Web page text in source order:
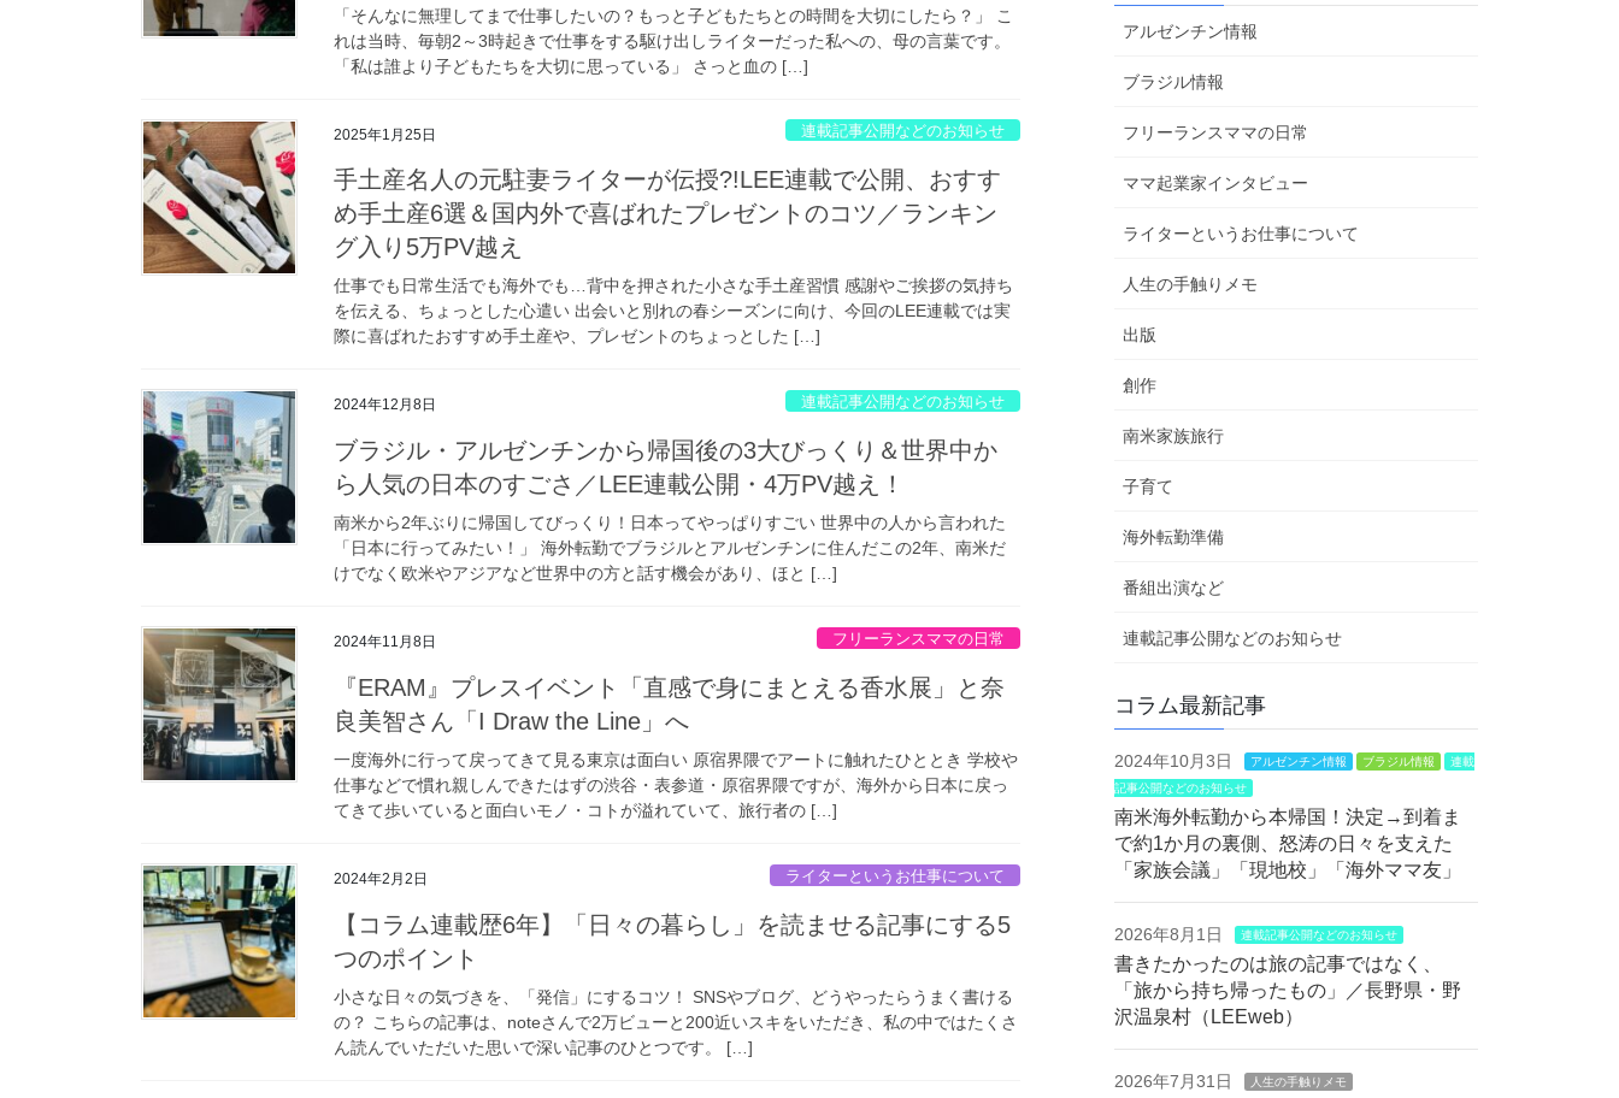
「そんなに無理してまで仕事したいの？もっと子どもたちとの時間を大切にしたら？」 こ
れは当時、毎朝2～3時起きで仕事をする駆け出しライターだった私への、母の言葉です。
「私は誰より子どもたちを大切に思っている」 さっと血の […]
2025年1月25日 連載記事公開などのお知らせ
手土産名人の元駐妻ライターが伝授?!LEE連載で公開、おすす
め手土産6選＆国内外で喜ばれたプレゼントのコツ／ランキン
グ入り5万PV越え
仕事でも日常生活でも海外でも…背中を押された小さな手土産習慣 感謝やご挨拶の気持ち
を伝える、ちょっとした心遣い 出会いと別れの春シーズンに向け、今回のLEE連載では実
際に喜ばれたおすすめ手土産や、プレゼントのちょっとした […]
2024年12月8日 連載記事公開などのお知らせ
ブラジル・アルゼンチンから帰国後の3大びっくり＆世界中か
ら人気の日本のすごさ／LEE連載公開・4万PV越え！
南米から2年ぶりに帰国してびっくり！日本ってやっぱりすごい 世界中の人から言われた
「日本に行ってみたい！」 海外転勤でブラジルとアルゼンチンに住んだこの2年、南米だ
けでなく欧米やアジアなど世界中の方と話す機会があり、ほと […]
2024年11月8日 フリーランスママの日常
『ERAM』プレスイベント「直感で身にまとえる香水展」と奈
良美智さん「I Draw the Line」へ
一度海外に行って戻ってきて見る東京は面白い 原宿界隈でアートに触れたひととき 学校や
仕事などで慣れ親しんできたはずの渋谷・表参道・原宿界隈ですが、海外から日本に戻っ
てきて歩いていると面白いモノ・コトが溢れていて、旅行者の […]
2024年2月2日 ライターというお仕事について
【コラム連載歴6年】「日々の暮らし」を読ませる記事にする5
つのポイント
小さな日々の気づきを、「発信」にするコツ！ SNSやブログ、どうやったらうまく書ける
の？ こちらの記事は、noteさんで2万ビューと200近いスキをいただき、私の中ではたくさ
ん読んでいただいた思いで深い記事のひとつです。 […]
アルゼンチン情報
ブラジル情報
フリーランスママの日常
ママ起業家インタビュー
ライターというお仕事について
人生の手触りメモ
出版
創作
南米家族旅行
子育て
海外転勤準備
番組出演など
連載記事公開などのお知らせ
コラム最新記事
2024年10月3日 アルゼンチン情報 ブラジル情報
連載
記事公開などのお知らせ
南米海外転勤から本帰国！決定→到着ま
で約1か月の裏側、怒涛の日々を支えた
「家族会議」「現地校」「海外ママ友」
2026年8月1日 連載記事公開などのお知らせ
書きたかったのは旅の記事ではなく、
「旅から持ち帰ったもの」／長野県・野
沢温泉村（LEEweb）
2026年7月31日 人生の手触りメモ